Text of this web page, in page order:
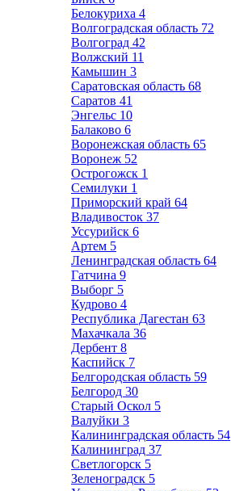
Белокуриха 4
Волгоградская область 72
Волгоград 42
Волжский 11
Камышин 3
Саратовская область 68
Саратов 41
Энгельс 10
Балаково 6
Воронежская область 65
Воронеж 52
Острогожск 1
Семилуки 1
Приморский край 64
Владивосток 37
Уссурийск 6
Артем 5
Ленинградская область 64
Гатчина 9
Выборг 5
Кудрово 4
Республика Дагестан 63
Махачкала 36
Дербент 8
Каспийск 7
Белгородская область 59
Белгород 30
Старый Оскол 5
Валуйки 3
Калининградская область 54
Калининград 37
Светлогорск 5
Зеленоградск 5